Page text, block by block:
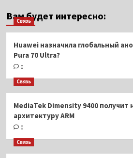
Вам будет интересно:
Связь
Huawei назначила глобальный
Pura 70 Ultra?
0
Связь
MediaTek Dimensity 9400
архитектуру ARM
0
Связь